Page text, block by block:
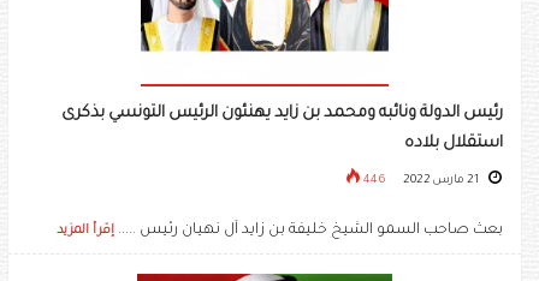
رئيس الدولة ونائبه ومحمد بن زايد يهنئون الرئيس التونسي بذكرى
استقلال بلاده
446
بعث صاحب السمو الشيخ خليفة بن زايد آل نهيان رئيس ..... إقرأ المزيد